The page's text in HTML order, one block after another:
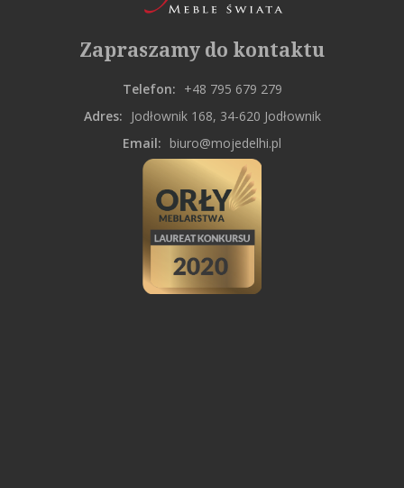
Zapraszamy do kontaktu
Telefon: +48 795 679 279
Adres:
Jodłownik 168, 34-620 Jodłownik
Email: biuro@mojedelhi.pl